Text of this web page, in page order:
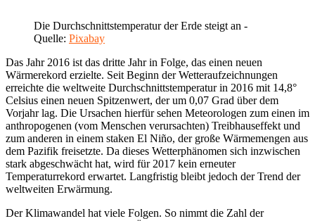
Die Durchschnittstemperatur der Erde steigt an -
Quelle: Pixabay
Das Jahr 2016 ist das dritte Jahr in Folge, das einen neuen
Wärmerekord erzielte. Seit Beginn der Wetteraufzeichnungen
erreichte die weltweite Durchschnittstemperatur in 2016 mit 14,8°
Celsius einen neuen Spitzenwert, der um 0,07 Grad über dem
Vorjahr lag. Die Ursachen hierfür sehen Meteorologen zum einen im
anthropogenen (vom Menschen verursachten) Treibhauseffekt und
zum anderen in einem staken El Niño, der große Wärmemengen aus
dem Pazifik freisetzte. Da dieses Wetterphänomen sich inzwischen
stark abgeschwächt hat, wird für 2017 kein erneuter
Temperaturrekord erwartet. Langfristig bleibt jedoch der Trend der
weltweiten Erwärmung.
Der Klimawandel hat viele Folgen. So nimmt die Zahl der